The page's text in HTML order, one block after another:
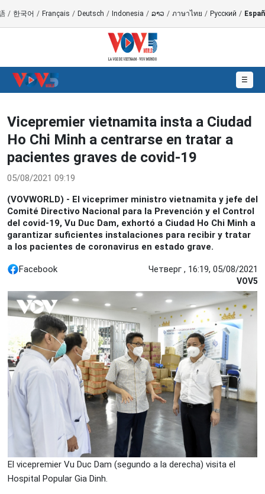
/ 한국어 / Français / Deutsch / Indonesia / ລາວ / ภาษาไทย / Русский /
☰
Vicepremier vietnamita insta a Ciudad
Ho Chi Minh a centrarse en tratar a
pacientes graves de covid-19
05/08/2021 09:19
(VOVWORLD) - El viceprimer ministro vietnamita y jefe del
Comité Directivo Nacional para la Prevención y el Control
del covid-19, Vu Duc Dam, exhortó a Ciudad Ho Chi Minh a
garantizar suficientes instalaciones para recibir y tratar
a los pacientes de coronavirus en estado grave.
Facebook Четверг , 16:19, 05/08/2021
VOV5
El vicepremier Vu Duc Dam (segundo a la derecha) visita el
Hospital Popular Gia Dinh.